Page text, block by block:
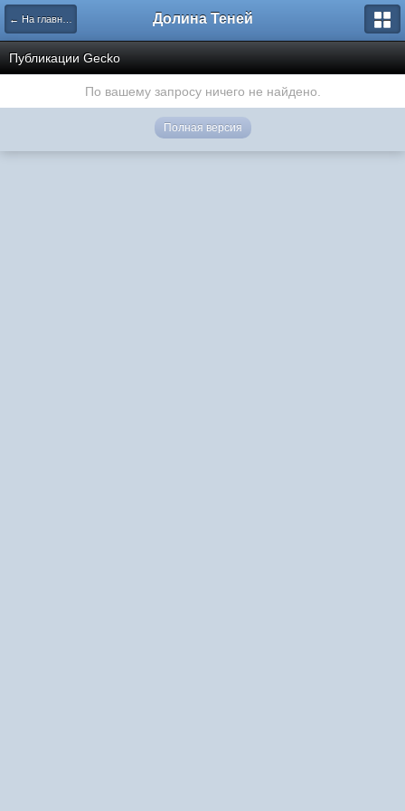
← На главную Долина Теней
Публикации Gecko
По вашему запросу ничего не найдено.
Полная версия